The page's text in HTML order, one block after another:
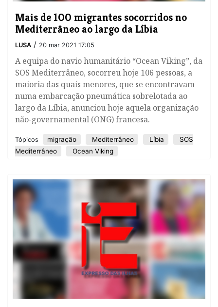
Mais de 100 migrantes socorridos no
Mediterrâneo ao largo da Líbia
LUSA / 20 mar 2021 17:05
A equipa do navio humanitário “Ocean Viking”, da
SOS Mediterrâneo, socorreu hoje 106 pessoas, a
maioria das quais menores, que se encontravam
numa embarcação pneumática sobrelotada ao
largo da Líbia, anunciou hoje aquela organização
não-governamental (ONG) francesa.
Tópicos migração Mediterrâneo Líbia
SOS
Mediterrâneo
Ocean Viking